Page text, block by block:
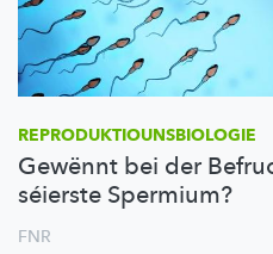
REPRODUKTIOUNSBIOLOGIE
Gewënnt bei der
séierste Spermium?
FNR